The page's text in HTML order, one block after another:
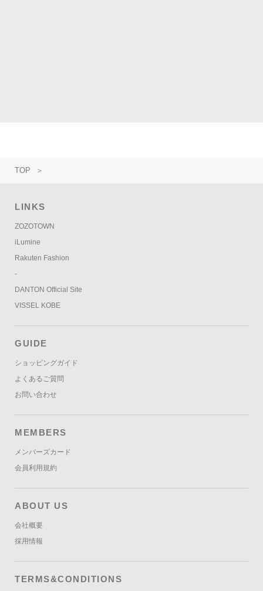
TOP ＞
LINKS
ZOZOTOWN
iLumine
Rakuten Fashion
-
DANTON Official Site
VISSEL KOBE
GUIDE
ショッピングガイド
よくあるご質問
お問い合わせ
MEMBERS
メンバーズカード
会員利用規約
ABOUT US
会社概要
採用情報
TERMS&CONDITIONS